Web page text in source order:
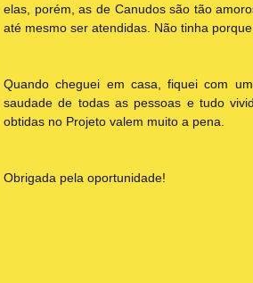
elas, porém, as de Canudos são tão
até mesmo ser atendidas. Não tinha
Quando cheguei em casa, fiquei com
saudade de todas as pessoas e tudo
obtidas no Projeto valem muito a pena.
Obrigada pela oportunidade!